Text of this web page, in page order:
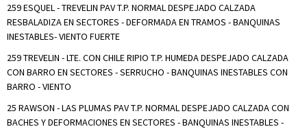
259 ESQUEL - TREVELIN PAV T.P. NORMAL DESPEJADO CALZADA
RESBALADIZA EN SECTORES - DEFORMADA EN TRAMOS - BANQUINAS
INESTABLES- VIENTO FUERTE
259 TREVELIN - LTE. CON CHILE RIPIO T.P. HUMEDA DESPEJADO CALZADA
CON BARRO EN SECTORES - SERRUCHO - BANQUINAS INESTABLES CON
BARRO - VIENTO
25 RAWSON - LAS PLUMAS PAV T.P. NORMAL DESPEJADO CALZADA CON
BACHES Y DEFORMACIONES EN SECTORES - BANQUINAS INESTABLES -